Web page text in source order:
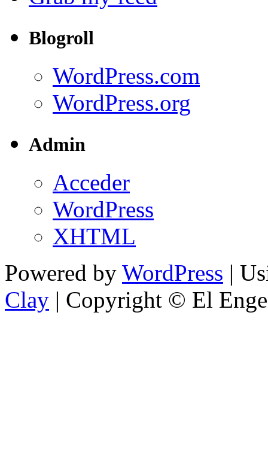
Blogroll
WordPress.com
WordPress.org
Admin
Acceder
WordPress
XHTML
Powered by WordPress |
Clay | Copyright © El